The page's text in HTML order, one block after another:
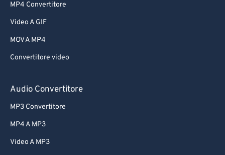
MP4 Convertitore
Video A GIF
MOV A MP4
Convertitore video
Audio Convertitore
MP3 Convertitore
MP4 A MP3
Video A MP3